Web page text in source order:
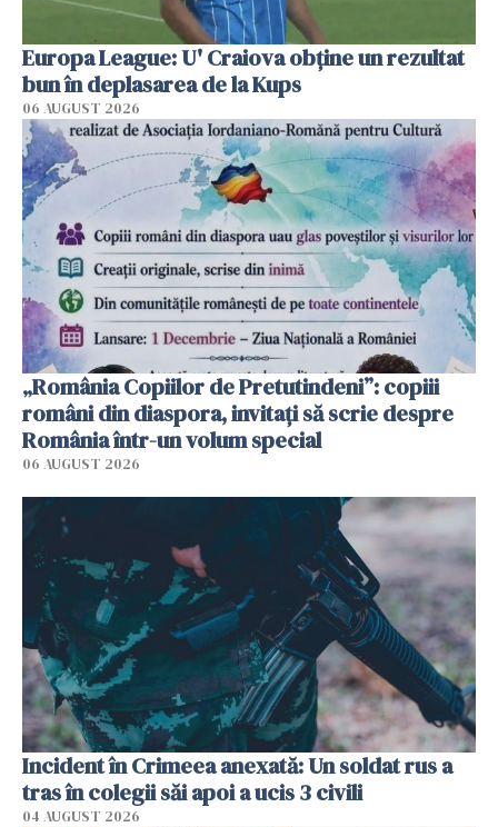
Europa League: U' Craiova obține un rezultat
bun în deplasarea de la Kups
06 AUGUST 2026
„România Copiilor de Pretutindeni”: copiii
români din diaspora, invitați să scrie despre
România într-un volum special
06 AUGUST 2026
Incident în Crimeea anexată: Un soldat rus a
tras în colegii săi apoi a ucis 3 civili
04 AUGUST 2026